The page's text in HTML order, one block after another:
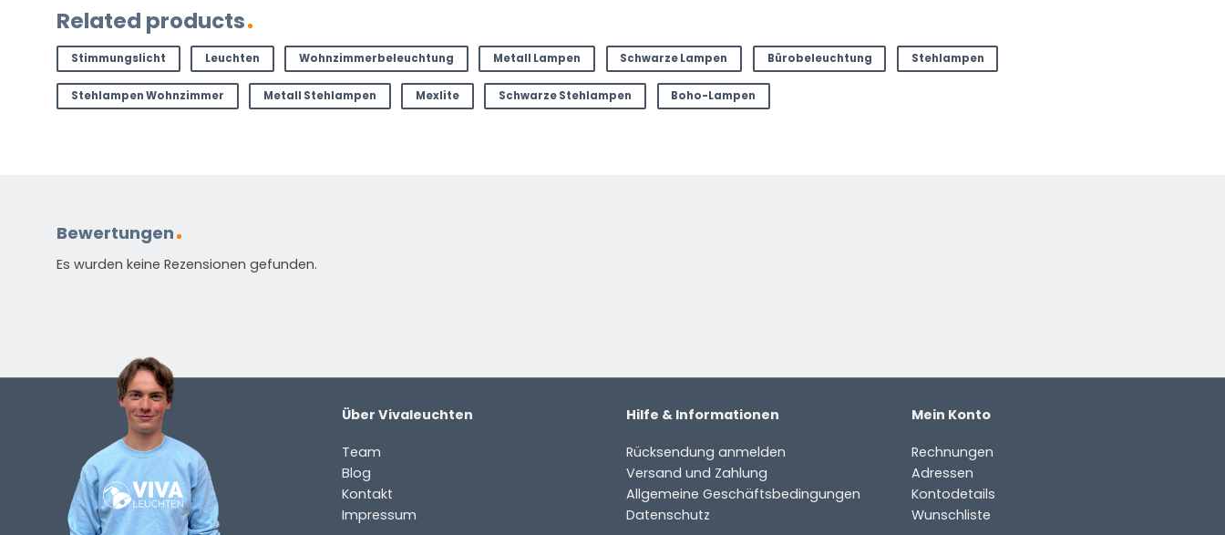
Related products
Stimmungslicht Leuchten Wohnzimmerbeleuchtung Metall Lampen Schwarze Lampen Bürobeleuchtung Stehlampen
Stehlampen Wohnzimmer Metall Stehlampen Mexlite Schwarze Stehlampen Boho-Lampen
Bewertungen
Es wurden keine Rezensionen gefunden.
Über Vivaleuchten
Team
Blog
Kontakt
Impressum
Hilfe & Informationen
Rücksendung anmelden
Versand und Zahlung
Allgemeine Geschäftsbedingungen
Datenschutz
Mein Konto
Rechnungen
Adressen
Kontodetails
Wunschliste